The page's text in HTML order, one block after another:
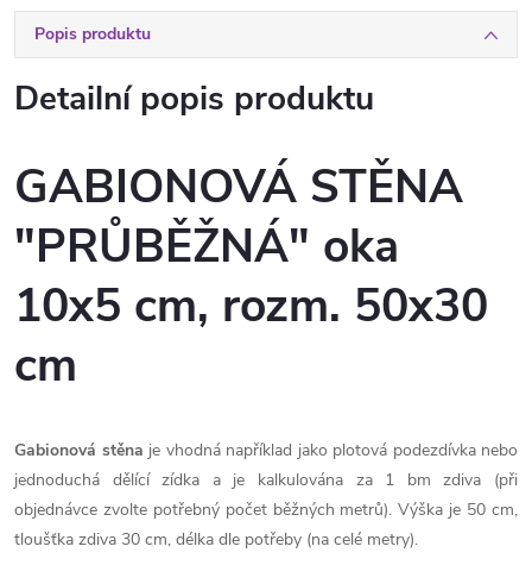
Popis produktu
Detailní popis produktu
GABIONOVÁ STĚNA
"PRŮBĚŽNÁ" oka
10x5 cm, rozm. 50x30
cm
Gabionová stěna je vhodná například jako plotová podezdívka nebo
jednoduchá dělící zídka a je kalkulována za 1 bm zdiva (při
objednávce zvolte potřebný počet běžných metrů). Výška je 50 cm,
tloušťka zdiva 30 cm, délka dle potřeby (na celé metry).